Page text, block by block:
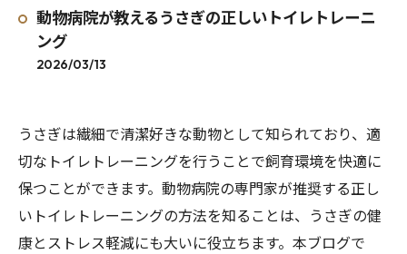
動物病院が教えるうさぎの正しいトイレトレーニ
ング
2026/03/13
うさぎは繊細で清潔好きな動物として知られており、適
切なトイレトレーニングを行うことで飼育環境を快適に
保つことができます。動物病院の専門家が推奨する正し
いトイレトレーニングの方法を知ることは、うさぎの健
康とストレス軽減にも大いに役立ちます。本ブログで